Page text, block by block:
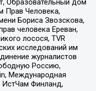
Образовательный дом
Прав Человека,
Бориса Звозскова,
человека Ереван,
лосося, TVR
исследований им
журналистов
Россию,
Международная
ИстЧам Финланд,